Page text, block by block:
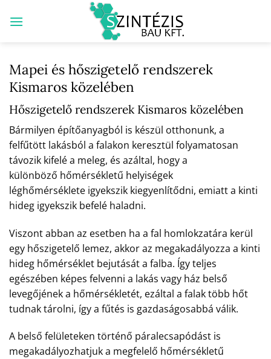
Mapei és hőszigetelő rendszerek
Kismaros közelében
Hőszigetelő rendszerek Kismaros közelében
Bármilyen építőanyagból is készül otthonunk, a
felfűtött lakásból a falakon keresztül folyamatosan
távozik kifelé a meleg, és azáltal, hogy a
különböző hőmérsékletű helyiségek
léghőmérséklete igyekszik kiegyenlítődni, emiatt a kinti
hideg igyekszik befelé haladni.
Viszont abban az esetben ha a fal homlokzatára kerül
egy hőszigetelő lemez, akkor az megakadályozza a kinti
hideg hőmérséklet bejutását a falba. Így teljes
egészében képes felvenni a lakás vagy ház belső
levegőjének a hőmérsékletét, ezáltal a falak több hőt
tudnak tárolni, így a fűtés is gazdaságosabbá válik.
A belső felületeken történő páralecsapódást is
megakadályozhatjuk a megfelelő hőmérsékletű